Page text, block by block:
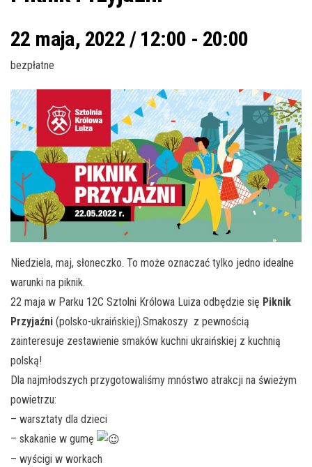
22 maja, 2022 / 12:00 - 20:00
bezpłatne
Niedziela, maj, słoneczko. To może oznaczać tylko jedno idealne
warunki na piknik.
22 maja w Parku 12C Sztolni Królowa Luiza odbędzie się Piknik
Przyjaźni (polsko-ukraińskiej).Smakoszy z pewnością
zainteresuje zestawienie smaków kuchni ukraińskiej z kuchnią
polską!
Dla najmłodszych przygotowaliśmy mnóstwo atrakcji na świeżym
powietrzu:
– warsztaty dla dzieci
– skakanie w gumę
– wyścigi w workach